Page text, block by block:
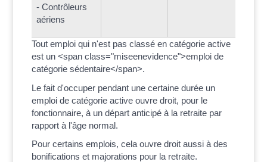
- Contrôleurs
aériens
Tout emploi qui n'est pas classé en catégorie active
est un <span class="miseenevidence">emploi de
catégorie sédentaire</span>.
Le fait d'occuper pendant une certaine durée un
emploi de catégorie active ouvre droit, pour le
fonctionnaire, à un départ anticipé à la retraite par
rapport à l'âge normal.
Pour certains emplois, cela ouvre droit aussi à des
bonifications et majorations pour la retraite.